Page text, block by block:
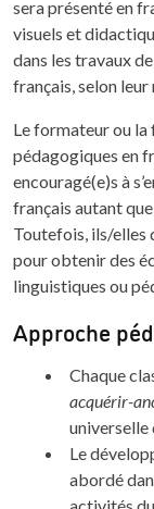
sera présenté en
visuels et
dans les travaux
français, selon leur
Le formateur ou
pédagogiques en
encouragé(e)s à
français autant
Toutefois, ils/elles
pour obtenir des
linguistiques ou
Approche
Chaque
acquérir-
universelle
Le
abordé